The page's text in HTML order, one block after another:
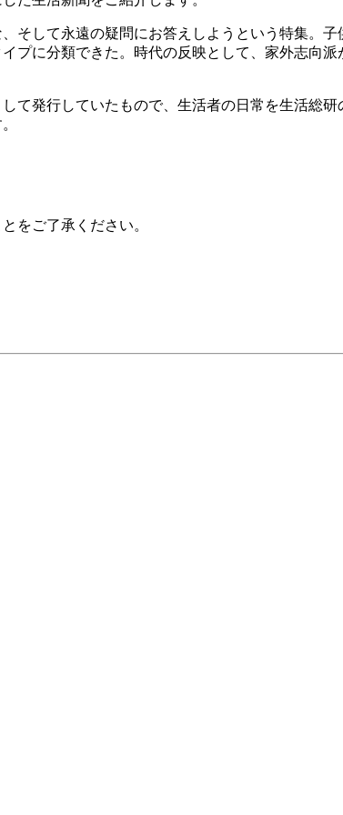
そして永遠の疑問にお答えしようという特集。
プに分類できた。時代の反映として、家外志向
て発行していたもので、生活者の日常を生活総
をご了承ください。